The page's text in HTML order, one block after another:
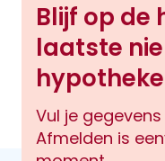
Blijf op de
laatste
Vul je
Afmelden is